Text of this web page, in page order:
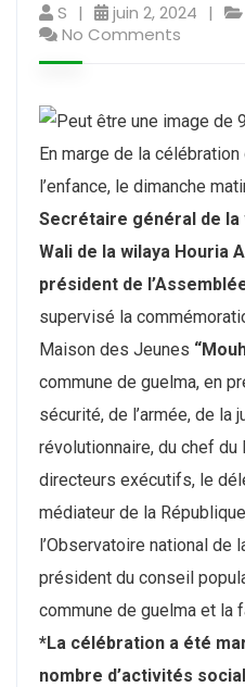
S juin 2, 2024
No Comments
En marge de la
l’enfance, le dimanche
Secrétaire général de la
Wali de la wilaya Houria
président de
supervisé la
Maison des Jeunes
commune de guelma, en
sécurité, de l’armée, de la
révolutionnaire, du chef du
directeurs exécutifs, le
médiateur de la
l’Observatoire national de
président du conseil
commune de guelma et la
*La célébration a été
nombre d’activités